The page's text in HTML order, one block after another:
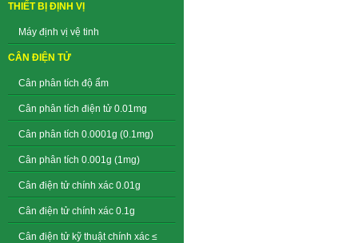
THIẾT BỊ ĐỊNH VỊ
Máy định vị vệ tinh
CÂN ĐIỆN TỬ
Cân phân tích độ ẩm
Cân phân tích điện tử 0.01mg
Cân phân tích 0.0001g (0.1mg)
Cân phân tích 0.001g (1mg)
Cân điện tử chính xác 0.01g
Cân điện tử chính xác 0.1g
Cân điện tử kỹ thuật chính xác ≤